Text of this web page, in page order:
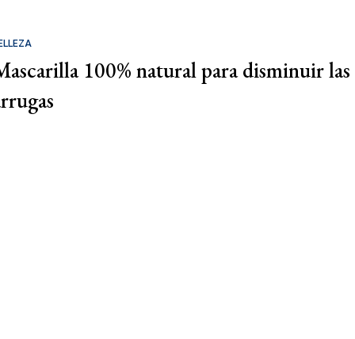
100% natural para disminuir las